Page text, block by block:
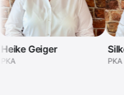
Geiger
PKA